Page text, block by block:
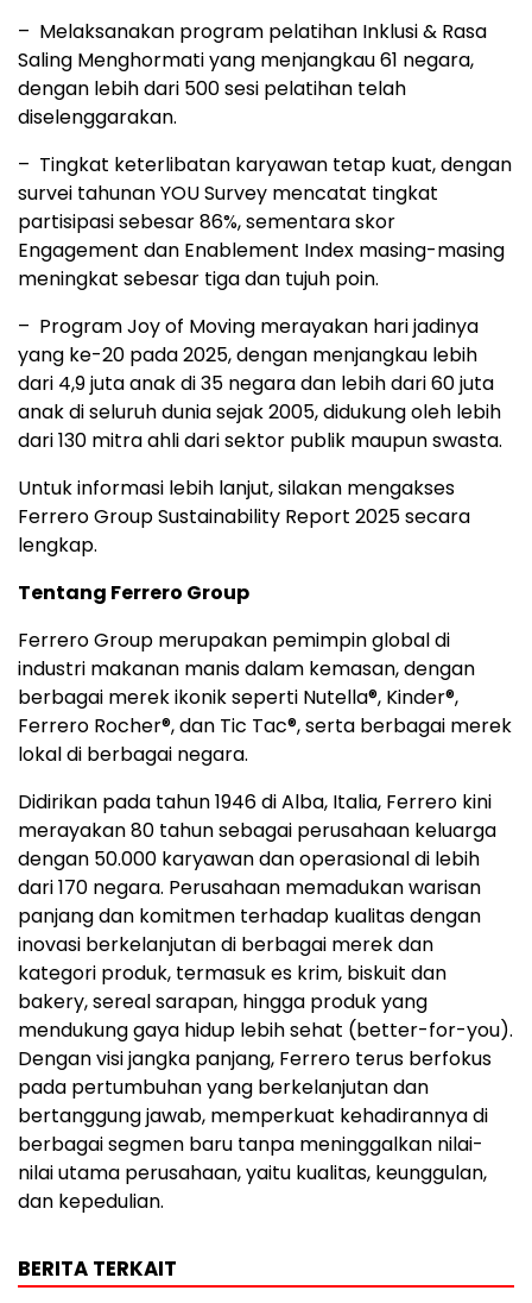
– Melaksanakan program pelatihan Inklusi & Rasa
Saling Menghormati yang menjangkau 61 negara,
dengan lebih dari 500 sesi pelatihan telah
diselenggarakan.
– Tingkat keterlibatan karyawan tetap kuat, dengan
survei tahunan YOU Survey mencatat tingkat
partisipasi sebesar 86%, sementara skor
Engagement dan Enablement Index masing-masing
meningkat sebesar tiga dan tujuh poin.
– Program Joy of Moving merayakan hari jadinya
yang ke-20 pada 2025, dengan menjangkau lebih
dari 4,9 juta anak di 35 negara dan lebih dari 60 juta
anak di seluruh dunia sejak 2005, didukung oleh lebih
dari 130 mitra ahli dari sektor publik maupun swasta.
Untuk informasi lebih lanjut, silakan mengakses
Ferrero Group Sustainability Report 2025 secara
lengkap.
Tentang Ferrero Group
Ferrero Group merupakan pemimpin global di
industri makanan manis dalam kemasan, dengan
berbagai merek ikonik seperti Nutella®, Kinder®,
Ferrero Rocher®, dan Tic Tac®, serta berbagai merek
lokal di berbagai negara.
Didirikan pada tahun 1946 di Alba, Italia, Ferrero kini
merayakan 80 tahun sebagai perusahaan keluarga
dengan 50.000 karyawan dan operasional di lebih
dari 170 negara. Perusahaan memadukan warisan
panjang dan komitmen terhadap kualitas dengan
inovasi berkelanjutan di berbagai merek dan
kategori produk, termasuk es krim, biskuit dan
bakery, sereal sarapan, hingga produk yang
mendukung gaya hidup lebih sehat (better-for-you).
Dengan visi jangka panjang, Ferrero terus berfokus
pada pertumbuhan yang berkelanjutan dan
bertanggung jawab, memperkuat kehadirannya di
berbagai segmen baru tanpa meninggalkan nilai-
nilai utama perusahaan, yaitu kualitas, keunggulan,
dan kepedulian.
BERITA TERKAIT